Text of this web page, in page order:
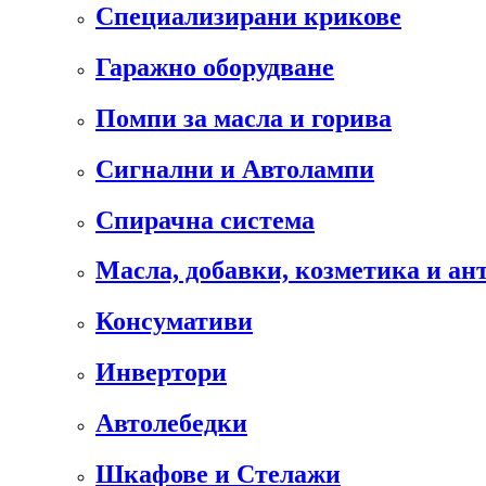
Специализирани крикове
Гаражно оборудване
Помпи за масла и горива
Сигнални и Автолампи
Спирачна система
Масла, добавки, козметика и
Консумативи
Инвертори
Автолебедки
Шкафове и Стелажи